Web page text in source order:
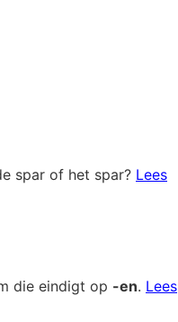
spar of het spar? Lees
die eindigt op -en. Lees